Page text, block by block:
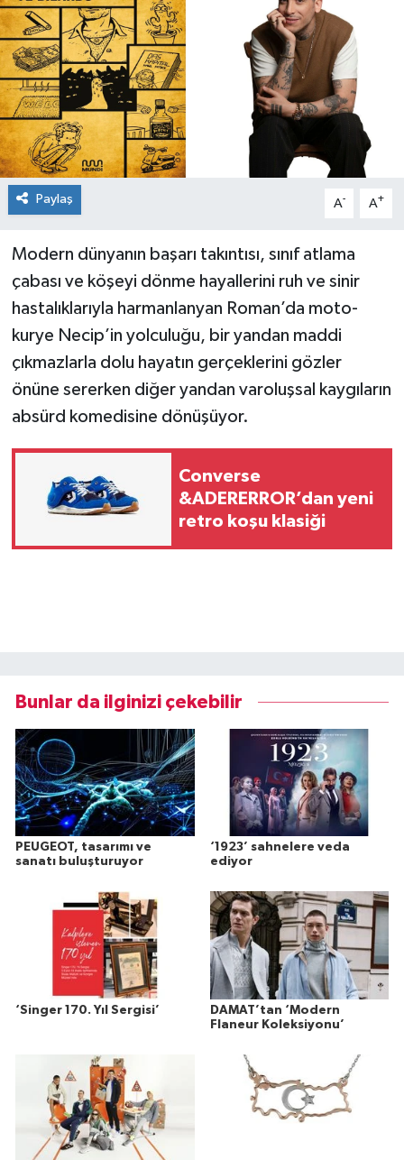
Paylaş A- A+
Modern dünyanın başarı takıntısı, sınıf atlama
çabası ve köşeyi dönme hayallerini ruh ve sinir
hastalıklarıyla harmanlanyan Roman’da moto-
kurye Necip’in yolculuğu, bir yandan maddi
çıkmazlarla dolu hayatın gerçeklerini gözler
önüne sererken diğer yandan varoluşsal kaygıların
absürd komedisine dönüşüyor.
Converse
&ADERERROR’dan yeni
retro koşu klasiği
Bunlar da ilginizi çekebilir
PEUGEOT, tasarımı ve
sanatı buluşturuyor
‘1923’ sahnelere veda
ediyor
‘Singer 170. Yıl Sergisi’
DAMAT’tan ‘Modern
Flaneur Koleksiyonu’
SÖYLEŞİ
ÜLKE
YAŞAM